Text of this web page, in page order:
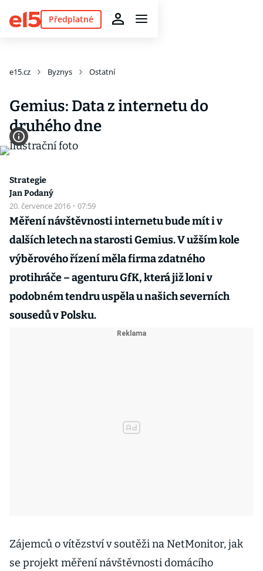
Předplatné
e15.cz Byznys Ostatní
Gemius: Data z internetu do
druhého dne
Strategie
Jan Podaný
20. července 2016 · 07:59
Měření návštěvnosti internetu bude mít i v
dalších letech na starosti Gemius. V užším kole
výběrového řízení měla firma zdatného
protihráče – agenturu GfK, která již loni v
podobném tendru uspěla u našich severních
sousedů v Polsku.
Zájemců o vítězství v soutěži na NetMonitor, jak
se projekt měření návštěvnosti domácího